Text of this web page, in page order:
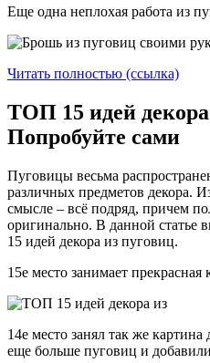
Еще одна неплохая работа из
Читать полностью (ссылка)
ТОП 15 идей декора
Попробуйте сами
Пуговицы весьма
различных предметов декора.
смысле – всё подряд, причем
оригинально. В данной статье
15 идей декора из пуговиц.
15е место занимает прекрасная
14е место занял так же картина
еще больше пуговиц и